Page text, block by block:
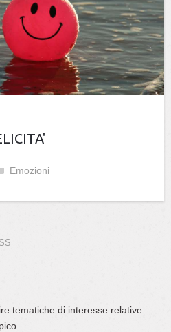
Emozioni
tematiche di interesse relative